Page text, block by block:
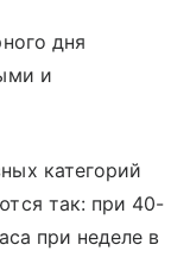
дня
и
категорий
так: при 40-
при неделе в